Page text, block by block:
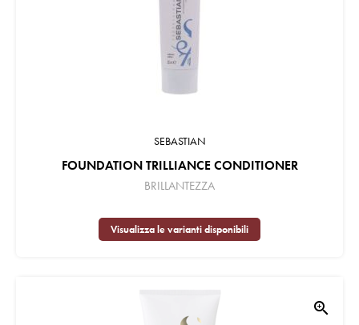
SEBASTIAN
FOUNDATION TRILLIANCE CONDITIONER
BRILLANTEZZA
Visualizza le varianti disponibili
zoom_in